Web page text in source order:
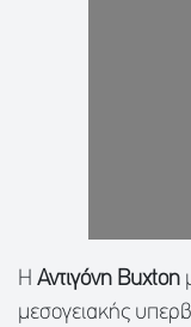
Η Αντιγόνη Buxton
μεσογειακής